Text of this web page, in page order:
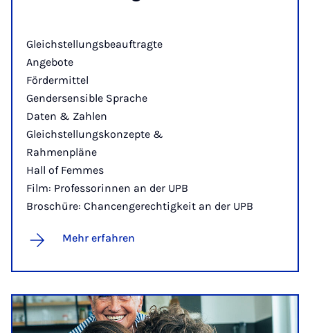
Gleichstellungsbeauftragte
Angebote
Fördermittel
Gendersensible Sprache
Daten & Zahlen
Gleichstellungskonzepte &
Rahmenpläne
Hall of Femmes
Film: Professorinnen an der UPB
Broschüre: Chancengerechtigkeit an der UPB
Mehr erfahren